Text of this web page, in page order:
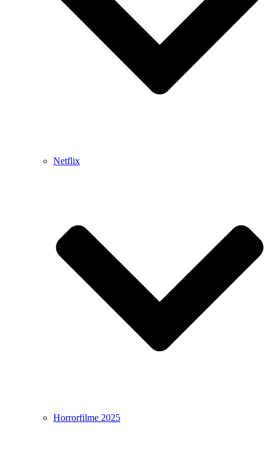
Netflix
Horrorfilme 2025